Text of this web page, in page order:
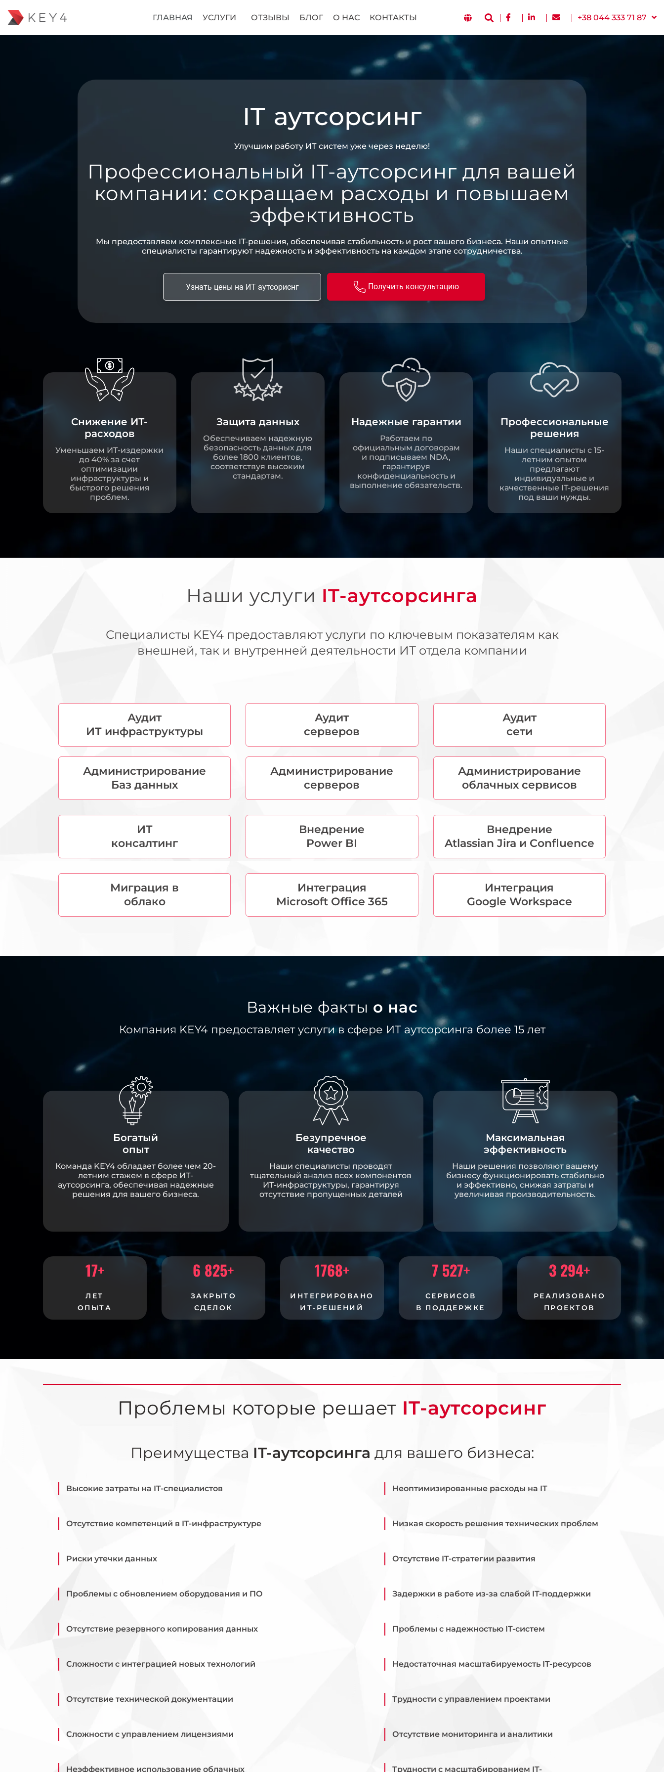
ГЛАВНАЯ УСЛУГИ ОТЗЫВЫ БЛОГ О НАС КОНТАКТЫ +38 044 333 71 87
IT аутсорсинг
Улучшим работу ИТ систем уже через неделю!
Профессиональный IT-аутсорсинг для вашей
компании: сокращаем расходы и повышаем
эффективность
Мы предоставляем комплексные IT-решения, обеспечивая стабильность и рост вашего бизнеса. Наши опытные
специалисты гарантируют надежность и эффективность на каждом этапе сотрудничества.
Узнать цены на ИТ аутсориснг Получить консультацию
Снижение ИТ-
расходов
Уменьшаем ИТ-издержки
до 40% за счет
оптимизации
инфраструктуры и
быстрого решения
проблем.
Защита данных
Обеспечиваем надежную
безопасность данных для
более 1800 клиентов,
соответствуя высоким
стандартам.
Надежные гарантии
Работаем по
официальным договорам
и подписываем NDA,
гарантируя
конфиденциальность и
выполнение обязательств.
Профессиональные
решения
Наши специалисты с 15-
летним опытом
предлагают
индивидуальные и
качественные IT-решения
под ваши нужды.
Наши услуги IT-аутсорсинга
Специалисты KEY4 предоставляют услуги по ключевым показателям как
внешней, так и внутренней деятельности ИТ отдела компании
Аудит
ИТ инфраструктуры
Аудит
серверов
Аудит
сети
Администрирование
Баз данных
Администрирование
серверов
Администрирование
облачных сервисов
ИТ
консалтинг
Внедрение
Power BI
Внедрение
Atlassian Jira и Confluence
Миграция в
облако
Интеграция
Microsoft Office 365
Интеграция
Google Workspace
Важные факты о нас
Компания KEY4 предоставляет услуги в сфере ИТ аутсорсинга более 15 лет
Богатый
опыт
Команда KEY4 обладает более чем 20-
летним стажем в сфере ИТ-
аутсорсинга, обеспечивая надежные
решения для вашего бизнеса.
Безупречное
качество
Наши специалисты проводят
тщательный анализ всех компонентов
ИТ-инфраструктуры, гарантируя
отсутствие пропущенных деталей
Максимальная
эффективность
Наши решения позволяют вашему
бизнесу функционировать стабильно
и эффективно, снижая затраты и
увеличивая производительность.
17+
ЛЕТ
ОПЫТА
6 825+
ЗАКРЫТО
СДЕЛОК
1768+
ИНТЕГРИРОВАНО
ИТ-РЕШЕНИЙ
7 527+
СЕРВИСОВ
В ПОДДЕРЖКЕ
3 294+
РЕАЛИЗОВАНО
ПРОЕКТОВ
Проблемы которые решает IT-аутсорсинг
Преимущества IT-аутсорсинга для вашего бизнеса:
Высокие затраты на IT-специалистов Неоптимизированные расходы на IT
Отсутствие компетенций в IT-инфраструктуре Низкая скорость решения технических проблем
Риски утечки данных Отсутствие IT-стратегии развития
Проблемы с обновлением оборудования и ПО Задержки в работе из-за слабой IT-поддержки
Отсутствие резервного копирования данных Проблемы с надежностью IT-систем
Сложности с интеграцией новых технологий Недостаточная масштабируемость IT-ресурсов
Отсутствие технической документации Трудности с управлением проектами
Сложности с управлением лицензиями Отсутствие мониторинга и аналитики
Неэффективное использование облачных Трудности с масштабированием IT-